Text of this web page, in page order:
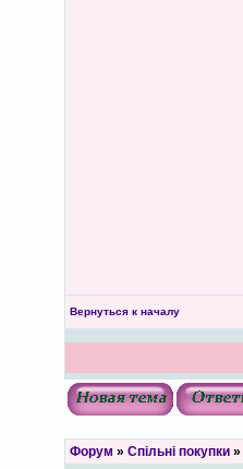
Вернуться к началу
Форум » Спільні покупки»